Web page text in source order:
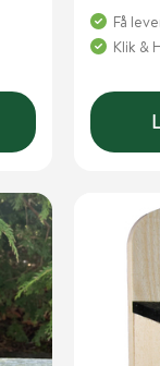
Få
Klik &